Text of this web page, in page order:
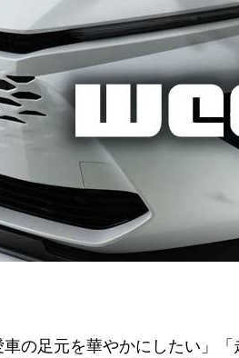
車の足元を華やかにしたい」